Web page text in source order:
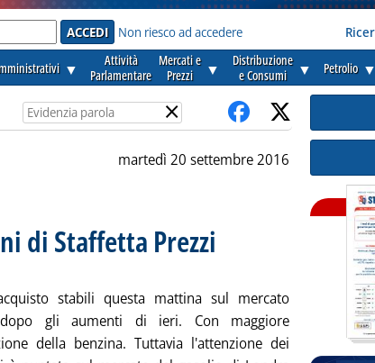
Non riesco ad accedere
▼
Attività
Parlamentare
Mercati e
Prezzi
▼
Distribuzione
e Consumi
▼ Petrolio ▼
×
martedì 20 settembre 2016
di Staffetta Prezzi
stabili questa mattina sul mercato
gli aumenti di ieri. Con maggiore
della benzina. Tuttavia l'attenzione dei